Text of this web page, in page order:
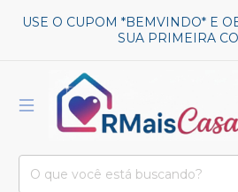
USE O CUPOM *BEMVINDO* E
SUA PRIMEIRA